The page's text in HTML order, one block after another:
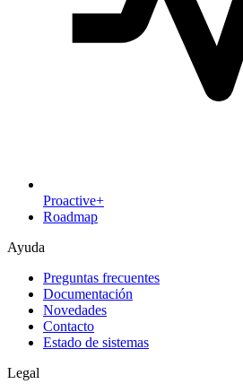
Proactive+
Roadmap
Ayuda
Preguntas frecuentes
Documentación
Novedades
Contacto
Estado de sistemas
Legal